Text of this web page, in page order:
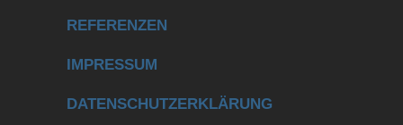
REFERENZEN
IMPRESSUM
DATENSCHUTZERKLÄRUNG